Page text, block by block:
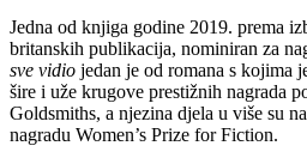
Jedna od knjiga godine 2019. prema
britanskih publikacija, nominiran za
sve vidio jedan je od romana s kojima
šire i uže krugove prestižnih nagrada
Goldsmiths, a njezina djela u više su
nagradu Women’s Prize for Fiction.